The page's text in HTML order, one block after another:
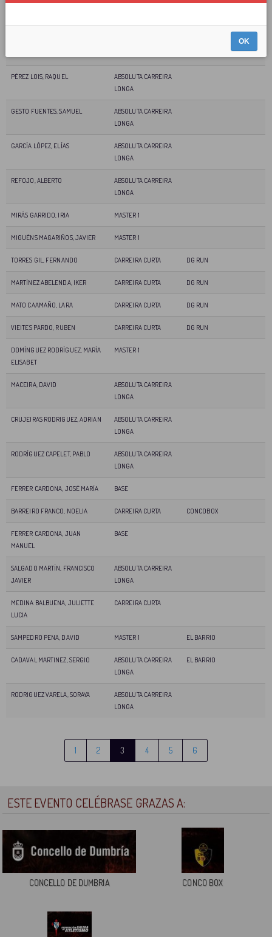
PÉREZ LOIS, RAQUEL
ABSOLUTA CARREIRA
LONGA
GESTO FUENTES, SAMUEL
ABSOLUTA CARREIRA
LONGA
GARCÍA LÓPEZ, ELÍAS
ABSOLUTA CARREIRA
LONGA
REFOJO, ALBERTO
ABSOLUTA CARREIRA
LONGA
MIRÁS GARRIDO, IRIA MASTER 1
MIGUÉNS MAGARIÑOS, JAVIER MASTER 1
TORRES GIL, FERNANDO CARREIRA CURTA DG RUN
MARTÍNEZ ABELENDA, IKER CARREIRA CURTA DG RUN
MATO CAAMAÑO, LARA CARREIRA CURTA DG RUN
VIEITES PARDO, RUBEN CARREIRA CURTA DG RUN
DOMÍNGUEZ RODRÍGUEZ, MARÍA
ELISABET
MASTER 1
MACEIRA, DAVID
ABSOLUTA CARREIRA
LONGA
CRUJEIRAS RODRIGUEZ, ADRIAN
ABSOLUTA CARREIRA
LONGA
RODRÍGUEZ CAPELET, PABLO
ABSOLUTA CARREIRA
LONGA
FERRER CARDONA, JOSÉ MARÍA BASE
BARREIRO FRANCO, NOELIA CARREIRA CURTA CONCOBOX
FERRER CARDONA, JUAN
MANUEL
BASE
SALGADO MARTÍN, FRANCISCO
JAVIER
ABSOLUTA CARREIRA
LONGA
MEDINA BALBUENA, JULIETTE
LUCIA
CARREIRA CURTA
SAMPEDRO PENA, DAVID MASTER 1 EL BARRIO
CADAVAL MARTINEZ, SERGIO
ABSOLUTA CARREIRA
LONGA
EL BARRIO
RODRIGUEZ VARELA, SORAYA
ABSOLUTA CARREIRA
LONGA
1 2 3 4 5 6
ESTE EVENTO CELÉBRASE GRAZAS A:
CONCELLO DE DUMBRIA CONCO BOX
OK